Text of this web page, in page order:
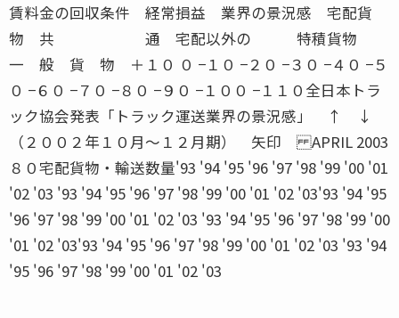
賃料金の回収条件 経常損益 業界の景況感 宅配貨
物 共 通 宅配以外の 特積貨物
一 般 貨 物 ＋１０ ０ −１０ −２０ −３０ −４０ −５
０ −６０ −７０ −８０ −９０ −１００ −１１０全日本トラ
ック協会発表「トラック運送業界の景況感」 ↑ ↓
（２００２年１０月〜１２月期） 矢印 APRIL 2003
８０宅配貨物・輸送数量'93 '94 '95 '96 '97 '98 '99 '00 '01
'02 '03 '93 '94 '95 '96 '97 '98 '99 '00 '01 '02 '03'93 '94 '95
'96 '97 '98 '99 '00 '01 '02 '03 '93 '94 '95 '96 '97 '98 '99 '00
'01 '02 '03'93 '94 '95 '96 '97 '98 '99 '00 '01 '02 '03 '93 '94
'95 '96 '97 '98 '99 '00 '01 '02 '03